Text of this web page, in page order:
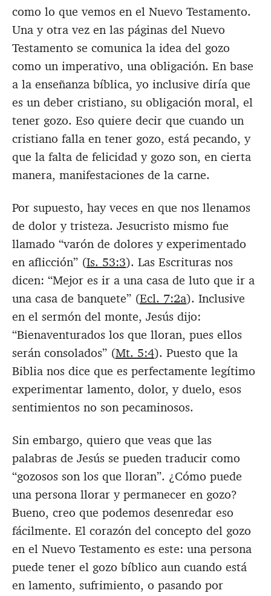
como lo que vemos en el Nuevo Testamento.
Una y otra vez en las páginas del Nuevo
Testamento se comunica la idea del gozo
como un imperativo, una obligación. En base
a la enseñanza bíblica, yo inclusive diría que
es un deber cristiano, su obligación moral, el
tener gozo. Eso quiere decir que cuando un
cristiano falla en tener gozo, está pecando, y
que la falta de felicidad y gozo son, en cierta
manera, manifestaciones de la carne.
Por supuesto, hay veces en que nos llenamos
de dolor y tristeza. Jesucristo mismo fue
llamado “varón de dolores y experimentado
en aflicción” (Is. 53:3). Las Escrituras nos
dicen: “Mejor es ir a una casa de luto que ir a
una casa de banquete” (Ecl. 7:2a). Inclusive
en el sermón del monte, Jesús dijo:
“Bienaventurados los que lloran, pues ellos
serán consolados” (Mt. 5:4). Puesto que la
Biblia nos dice que es perfectamente legítimo
experimentar lamento, dolor, y duelo, esos
sentimientos no son pecaminosos.
Sin embargo, quiero que veas que las
palabras de Jesús se pueden traducir como
“gozosos son los que lloran”. ¿Cómo puede
una persona llorar y permanecer en gozo?
Bueno, creo que podemos desenredar eso
fácilmente. El corazón del concepto del gozo
en el Nuevo Testamento es este: una persona
puede tener el gozo bíblico aun cuando está
en lamento, sufrimiento, o pasando por